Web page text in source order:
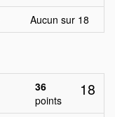
Aucun sur 18
36
points
18